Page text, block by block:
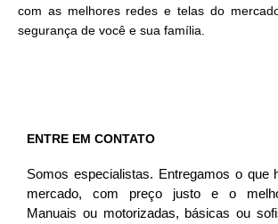
com as melhores redes e telas do
segurança de você e sua família.
ENTRE EM CONTATO
Somos especialistas. Entregamos o que
mercado, com preço justo e o
Manuais ou motorizadas, básicas ou